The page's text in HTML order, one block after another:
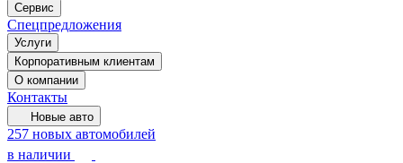
Сервис
Спецпредложения
Услуги
Корпоративным клиентам
О компании
Контакты
Новые авто
257 новых автомобилей
в наличии